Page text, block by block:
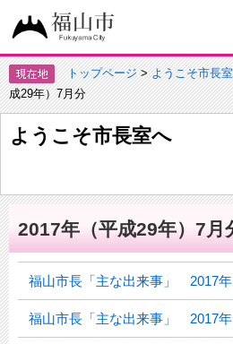
トップページ>ようこそ市長
成29年）7月分
ようこそ市長室へ
2017年（平成29年）7月